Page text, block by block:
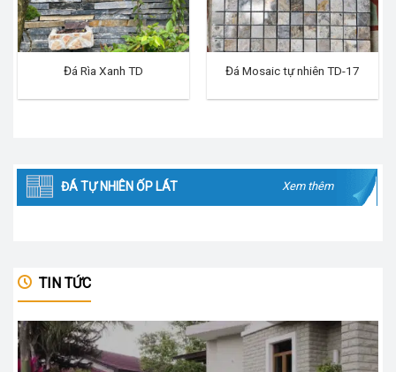
Đá Rìa Xanh TD Đá Mosaic tự nhiên TD-17
ĐÁ TỰ NHIÊN ỐP LÁT Xem thêm
TIN TỨC